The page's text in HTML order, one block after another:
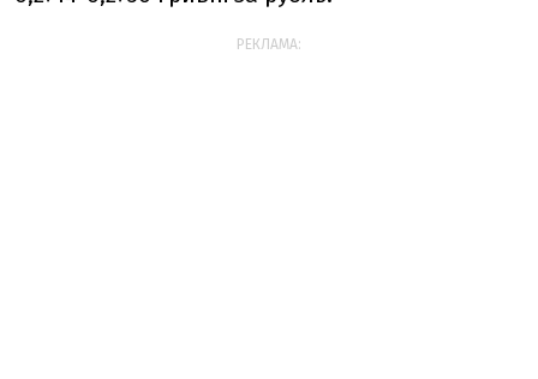
РЕКЛАМА: